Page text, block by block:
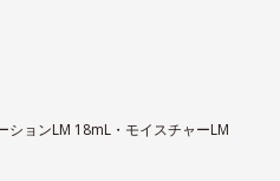
ョンLM 18mL・モイスチャーLM